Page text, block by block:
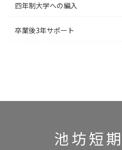
四年制大学への編入
卒業後3年サポート
池坊短